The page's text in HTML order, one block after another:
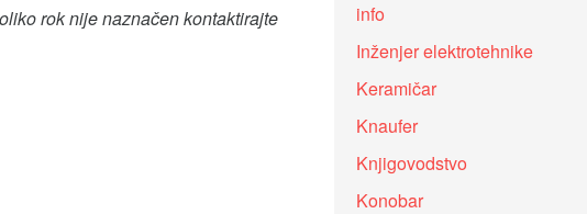
rok nije naznačen kontaktirajte
info
Inženjer elektrotehnike
Keramičar
Knaufer
Knjigovodstvo
Konobar